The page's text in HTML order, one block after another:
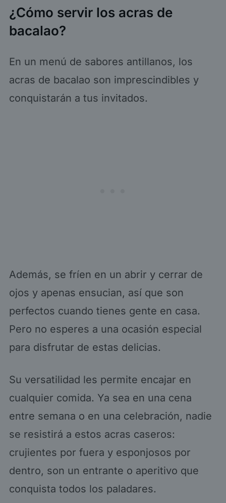
¿Cómo servir los acras de
bacalao?
En un menú de sabores antillanos, los
acras de bacalao son imprescindibles y
conquistarán a tus invitados.
Además, se fríen en un abrir y cerrar de
ojos y apenas ensucian, así que son
perfectos cuando tienes gente en casa.
Pero no esperes a una ocasión especial
para disfrutar de estas delicias.
Su versatilidad les permite encajar en
cualquier comida. Ya sea en una cena
entre semana o en una celebración, nadie
se resistirá a estos acras caseros:
crujientes por fuera y esponjosos por
dentro, son un entrante o aperitivo que
conquista todos los paladares.